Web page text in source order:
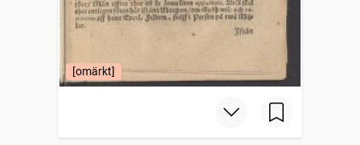
[omärkt]